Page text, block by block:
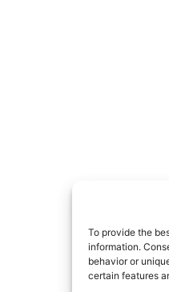
To provide the
information.
behavior or
certain features